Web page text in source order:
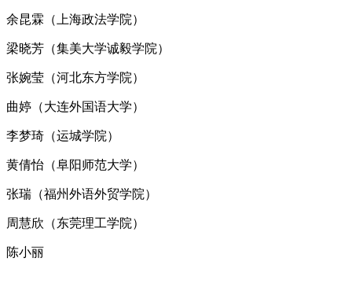
余昆霖（上海政法学院）
梁晓芳（集美大学诚毅学院）
张婉莹（河北东方学院）
曲婷（大连外国语大学）
李梦琦（运城学院）
黄倩怡（阜阳师范大学）
张瑞（福州外语外贸学院）
周慧欣（东莞理工学院）
陈小丽